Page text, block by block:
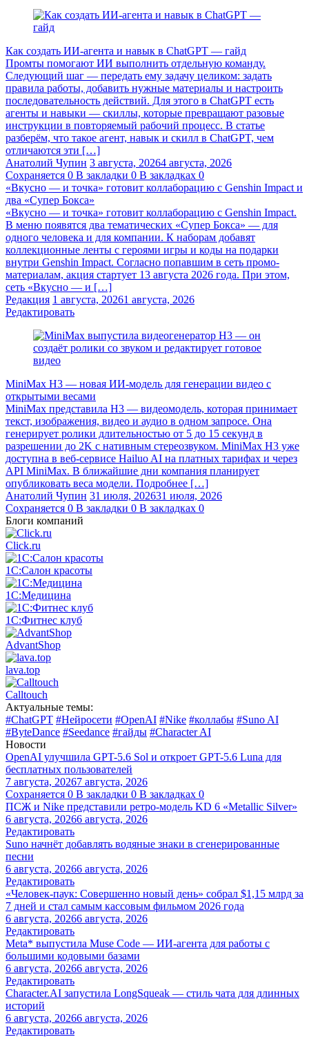
Как создать ИИ-агента и навык в ChatGPT — гайд
Промты помогают ИИ выполнить отдельную команду.
Следующий шаг — передать ему задачу целиком: задать
правила работы, добавить нужные материалы и настроить
последовательность действий. Для этого в ChatGPT есть
агенты и навыки — скиллы, которые превращают разовые
инструкции в повторяемый рабочий процесс. В статье
разберём, что такое агент, навык и скилл в ChatGPT, чем
отличаются эти […]
Анатолий Чупин 3 августа, 20264 августа, 2026
Сохраняется 0 В закладки 0 В закладках 0
«Вкусно — и точка» готовит коллаборацию с Genshin Impact и
два «Супер Бокса»
«Вкусно — и точка» готовит коллаборацию с Genshin Impact.
В меню появятся два тематических «Супер Бокса» — для
одного человека и для компании. К наборам добавят
коллекционные ленты с героями игры и коды на подарки
внутри Genshin Impact. Согласно попавшим в сеть промо-
материалам, акция стартует 13 августа 2026 года. При этом,
сеть «Вкусно — и […]
Редакция 1 августа, 20261 августа, 2026
Редактировать
MiniMax H3 — новая ИИ-модель для генерации видео с
открытыми весами
MiniMax представила H3 — видеомодель, которая принимает
текст, изображения, видео и аудио в одном запросе. Она
генерирует ролики длительностью от 5 до 15 секунд в
разрешении до 2K с нативным стереозвуком. MiniMax H3 уже
доступна в веб-сервисе Hailuo AI на платных тарифах и через
API MiniMax. В ближайшие дни компания планирует
опубликовать веса модели. Подробнее […]
Анатолий Чупин 31 июля, 202631 июля, 2026
Сохраняется 0 В закладки 0 В закладках 0
Блоги компаний
Click.ru
1С:Салон красоты
1С:Медицина
1С:Фитнес клуб
AdvantShop
lava.top
Calltouch
Актуальные темы:
#ChatGPT #Нейросети #OpenAI #Nike #коллабы #Suno AI
#ByteDance #Seedance #гайды #Character AI
Новости
OpenAI улучшила GPT-5.6 Sol и откроет GPT-5.6 Luna для
бесплатных пользователей
7 августа, 20267 августа, 2026
Сохраняется 0 В закладки 0 В закладках 0
ПСЖ и Nike представили ретро-модель KD 6 «Metallic Silver»
6 августа, 20266 августа, 2026
Редактировать
Suno начнёт добавлять водяные знаки в сгенерированные
песни
6 августа, 20266 августа, 2026
Редактировать
«Человек-паук: Совершенно новый день» собрал $1,15 млрд за
7 дней и стал самым кассовым фильмом 2026 года
6 августа, 20266 августа, 2026
Редактировать
Meta* выпустила Muse Code — ИИ-агента для работы с
большими кодовыми базами
6 августа, 20266 августа, 2026
Редактировать
Character.AI запустила LongSqueak — стиль чата для длинных
историй
6 августа, 20266 августа, 2026
Редактировать